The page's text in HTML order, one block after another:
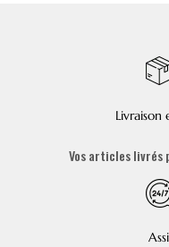
Livraison
Vos articles livrés